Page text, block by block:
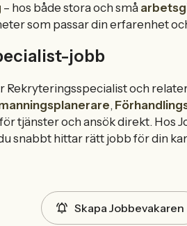
– hos både stora och små
som passar din erfarenhet
jobb
Rekryteringsspecialist och
,
tjänster och ansök direkt. Hos
snabbt hittar rätt jobb för din
Skapa Jobbevakaren